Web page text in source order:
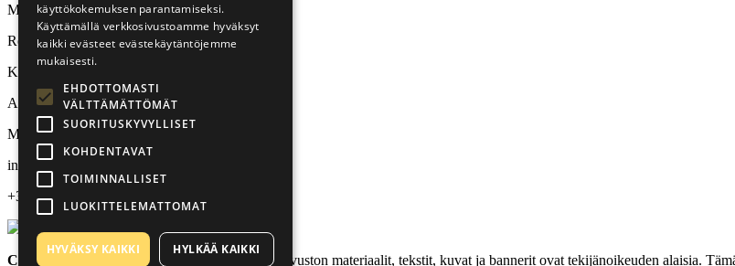
Mäealuse 10, Tallinn
Rengasvarasto
Kalda 7c, Tallinn
Aukioloajat
MA-PE / klo 9:00-17:00
info@rehvid24.ee
+372 44 22 333
Copyright © Tirestar OÜ | Rehvid24 -verkkosivuston materiaalit, tekstit, kuvat ja bannerit ovat tekijänoikeuden alaisia.
käyttökokemuksen parantamiseksi.
Käyttämällä verkkosivustoamme hyväksyt
kaikki evästeet evästekäytäntöjemme
mukaisesti.
EHDOTTOMASTI
VÄLTTÄMÄTTÖMÄT
SUORITUSKYVYLLISET
KOHDENTAVAT
TOIMINNALLISET
LUOKITTELEMATTOMAT
HYVÄKSY KAIKKI HYLKÄÄ KAIKKI